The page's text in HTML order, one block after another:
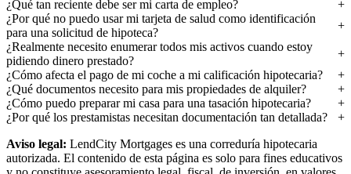
¿Qué tan reciente debe ser mi carta de empleo?
¿Por qué no puedo usar mi tarjeta de salud como identificación
para una solicitud de hipoteca?
¿Realmente necesito enumerar todos mis activos cuando estoy
pidiendo dinero prestado?
¿Cómo afecta el pago de mi coche a mi calificación hipotecaria?
¿Qué documentos necesito para mis propiedades de alquiler?
¿Cómo puedo preparar mi casa para una tasación hipotecaria?
¿Por qué los prestamistas necesitan documentación tan detallada?
Aviso legal: LendCity Mortgages es una correduría hipotecaria
autorizada. El contenido de esta página es solo para fines educativos